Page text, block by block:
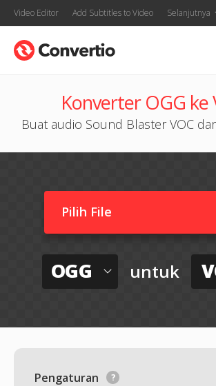
Video Editor Add Subtitles to Video Selanjutnya
Konverter OGG ke
Buat audio Sound Blaster VOC
Pilih File
OGG untuk
Pengaturan